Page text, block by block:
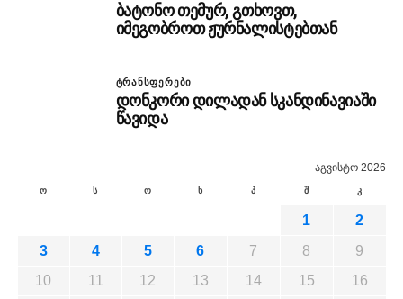
ბატონო თემურ, გთხოვთ,
იმეგობროთ ჟურნალისტებთან
ᲢᲠᲐᲜᲡᲤᲔᲠᲔᲑᲘ
დონკორი დილადან სკანდინავიაში
წავიდა
აგვისტო 2026
ო ს ო ხ პ შ კ
1
2
3
4 5 6 7 8
9
10
11 12 13 14 15
16